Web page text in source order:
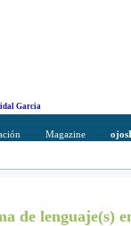
Garcia
Magazine
Direccción
de lenguaje(s)